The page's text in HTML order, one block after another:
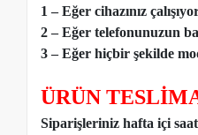
1 – Eğer cihazınız
2 – Eğer telefonunuzun
3 – Eğer hiçbir şekilde
ÜRÜN
Siparişleriniz hafta içi